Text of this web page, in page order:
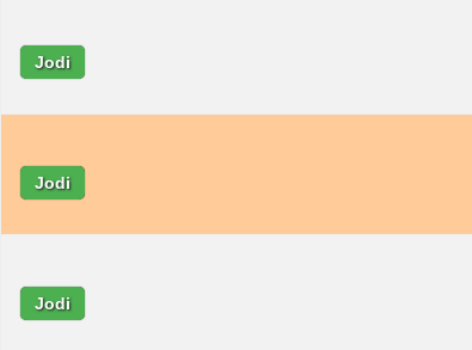
Jodi
Jodi
Jodi